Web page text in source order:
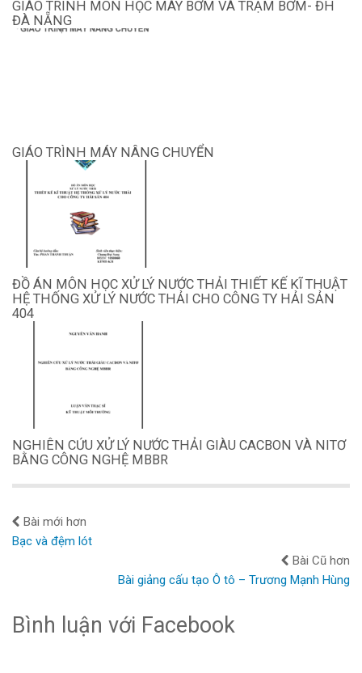
GIÁO TRÌNH MÔN HỌC MÁY BƠM VÀ TRẠM BƠM- ĐH
ĐÀ NẴNG
GIÁO TRÌNH MÁY NÂNG CHUYỂN
ĐỒ ÁN MÔN HỌC XỬ LÝ NƯỚC THẢI THIẾT KẾ KĨ THUẬT
HỆ THỐNG XỬ LÝ NƯỚC THẢI CHO CÔNG TY HẢI SẢN
404
NGHIÊN CỨU XỬ LÝ NƯỚC THẢI GIÀU CACBON VÀ NITƠ
BẰNG CÔNG NGHỆ MBBR
Bài mới hơn
Bạc và đệm lót
Bài Cũ hơn
Bài giảng cấu tạo Ô tô – Trương Mạnh Hùng
Bình luận với Facebook